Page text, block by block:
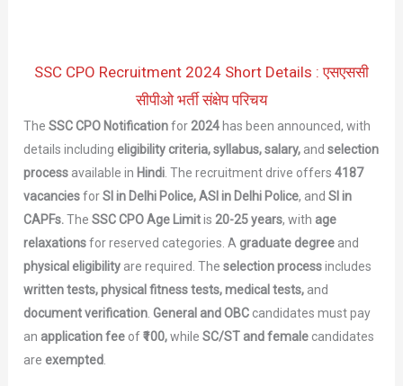
SSC CPO Recruitment 2024 Short Details : एसएससी
सीपीओ भर्ती संक्षेप परिचय
TheSSC CPO Notificationfor2024 has been announced, with
details includingeligibility criteria, syllabus, salary, andselection
process available in Hindi. The recruitment drive offers4187
vacanciesforSI in Delhi Police, ASI in Delhi Police, and SI in
CAPFs.TheSSC CPO Age Limitis20-25 years, with age
relaxationsfor reserved categories. Agraduate degree and
physical eligibility are required. Theselection processincludes
written tests, physical fitness tests, medical tests, and
document verification.General and OBC candidates must pay
an application fee of₹100,while SC/ST and female candidates
areexempted.